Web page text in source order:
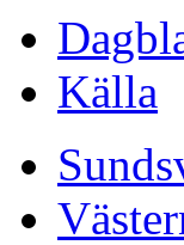
Källa